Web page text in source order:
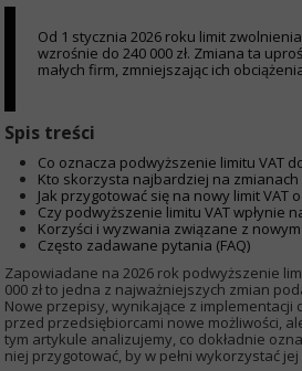
Od 1 stycznia 2026 roku limit
wzrośnie do 240 000 zł. Zmiana ta
małych firm, zmniejszając ich
Spis treści
Co oznacza podwyższenie limitu VAT
Kto skorzysta najbardziej na zmianach
Jak przygotować się na nowy limit VAT
Czy podwyższenie limitu VAT wpłynie
Korzyści i wyzwania związane z
Często zadawane pytania (FAQ)
Zapowiadane na 2026 rok podwyższenie
000 zł to jedna z najważniejszych zmian
Nowe przepisy, wynikające z
przed przedsiębiorcami nowe możliwości,
tym artykule analizujemy, co dokładnie
niej przygotować, by w pełni wykorzystać jej